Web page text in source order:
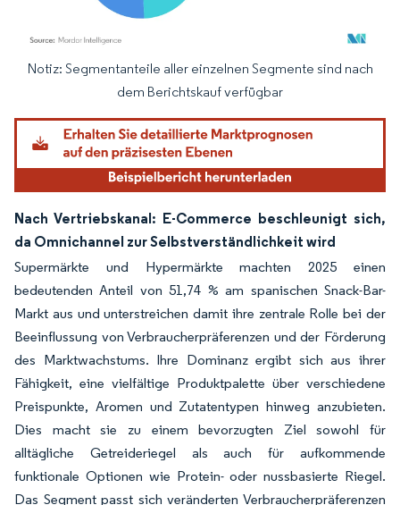
Bild © Mordor Intelligence. Wiederverwendung erfordert Namensnennung
Notiz: Segmentanteile aller einzelnen Segmente sind nach
dem Berichtskauf verfügbar
Nach Vertriebskanal: E-Commerce beschleunigt sich,
da Omnichannel zur Selbstverständlichkeit wird
Supermärkte und Hypermärkte machten 2025 einen
bedeutenden Anteil von 51,74 % am spanischen Snack-Bar-
Markt aus und unterstreichen damit ihre zentrale Rolle bei der
Beeinflussung von Verbraucherpräferenzen und der Förderung
des Marktwachstums. Ihre Dominanz ergibt sich aus ihrer
Fähigkeit, eine vielfältige Produktpalette über verschiedene
Preispunkte, Aromen und Zutatentypen hinweg anzubieten.
Dies macht sie zu einem bevorzugten Ziel sowohl für
alltägliche Getreideriegel als auch für aufkommende
funktionale Optionen wie Protein- oder nussbasierte Riegel.
Das Segment passt sich veränderten Verbraucherpräferenzen